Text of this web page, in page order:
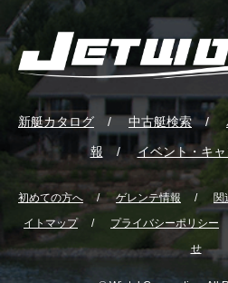
新艇カタログ 中古艇検索
報 イベント・キ
初めての方へ ゲレンテ情報 関
イトマップ
プライバシーポリシー
せ